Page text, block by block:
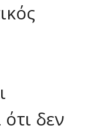
δεν